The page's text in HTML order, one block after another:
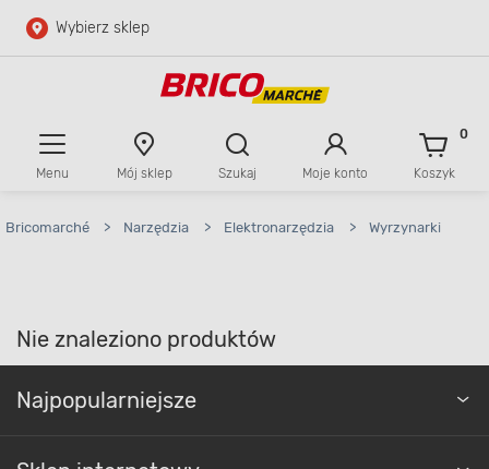
Przejdź do głównej zawartości
Wybierz sklep
Menu Mój sklep Szukaj Moje konto Koszyk
0
Bricomarché > Narzędzia > Elektronarzędzia > Wyrzynarki
Nie znaleziono produktów
Najpopularniejsze